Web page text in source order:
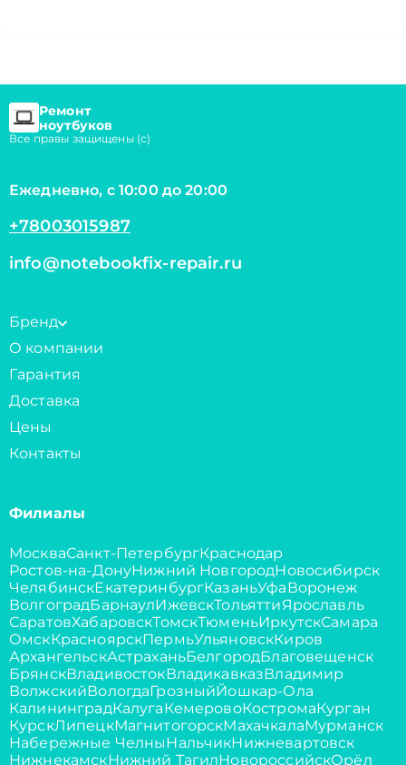
Ремонт
ноутбуков
Все правы защищены (с)
Ежедневно, с 10:00 до 20:00
+78003015987
info@notebookfix-repair.ru
Бренд
О компании
Гарантия
Доставка
Цены
Контакты
Филиалы
МоскваСанкт-ПетербургКраснодар
Ростов-на-ДонуНижний НовгородНовосибирск
ЧелябинскЕкатеринбургКазаньУфаВоронеж
ВолгоградБарнаулИжевскТольяттиЯрославль
СаратовХабаровскТомскТюменьИркутскСамара
ОмскКрасноярскПермьУльяновскКиров
АрхангельскАстраханьБелгородБлаговещенск
БрянскВладивостокВладикавказВладимир
ВолжскийВологдаГрозныйЙошкар-Ола
КалининградКалугаКемеровоКостромаКурган
КурскЛипецкМагнитогорскМахачкалаМурманск
Набережные ЧелныНальчикНижневартовск
НижнекамскНижний ТагилНовороссийскОрёл